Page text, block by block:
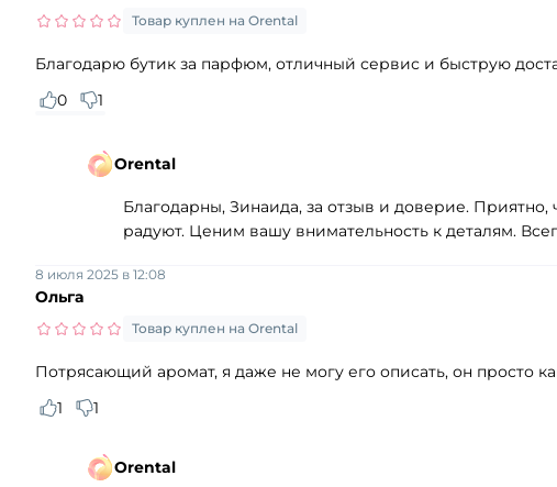
Товар куплен на Orental
Благодарю бутик за парфюм, отличный сервис и быструю
0
1
Orental
Благодарны, Зинаида, за отзыв и доверие.
радуют. Ценим вашу внимательность к деталям.
Ольга
8 июля 2025 в 12:08
Товар куплен на Orental
Потрясающий аромат, я даже не могу его описать, он просто
1
1
Orental